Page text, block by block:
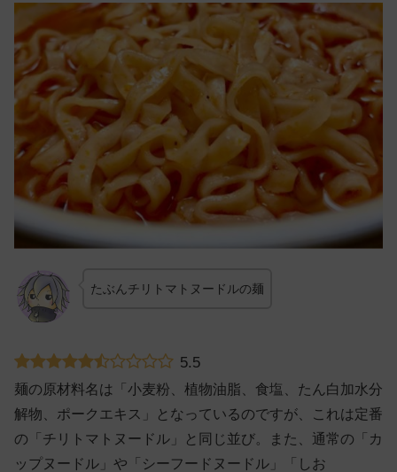
たぶんチリトマトヌードルの麺
5.5
麺の原材料名は「小麦粉、植物油脂、食塩、たん白加水分
解物、ポークエキス」となっているのですが、これは定番
の「チリトマトヌードル」と同じ並び。また、通常の「カ
ップヌードル」や「シーフードヌードル」「しお